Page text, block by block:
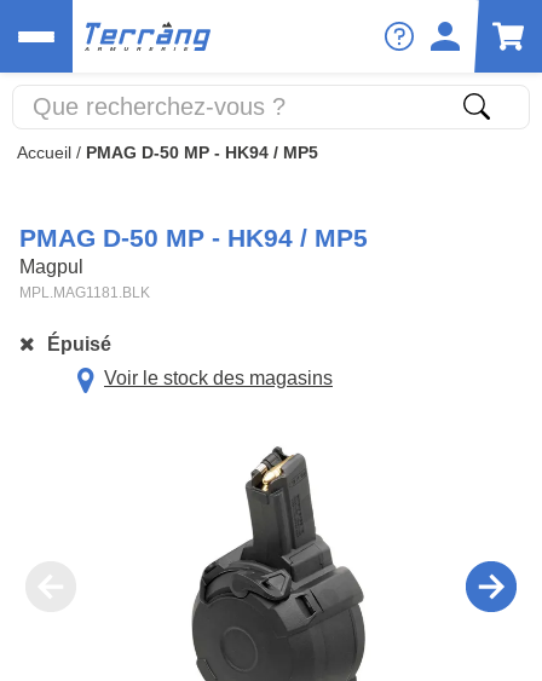
Accueil / PMAG D-50 MP - HK94 / MP5
PMAG D-50 MP - HK94 / MP5
Magpul
MPL.MAG1181.BLK
Épuisé
Voir le stock des magasins